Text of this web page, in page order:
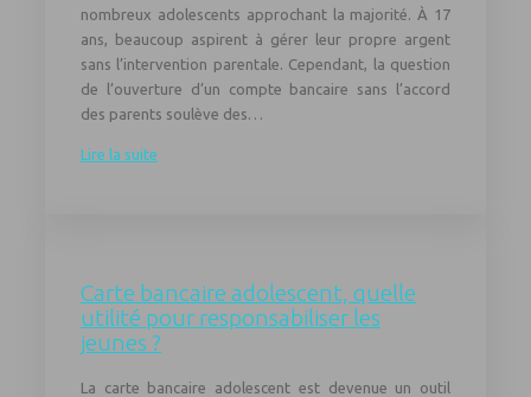
nombreux adolescents approchant la majorité. À 17
ans, beaucoup aspirent à gérer leur propre argent
sans l’intervention parentale. Cependant, la question
de l’ouverture d’un compte bancaire sans l’accord
des parents soulève des…
Lire la suite
Carte bancaire adolescent, quelle
utilité pour responsabiliser les
jeunes ?
La carte bancaire adolescent est devenue un outil